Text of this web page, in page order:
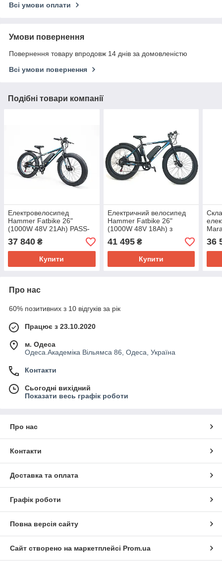
Всі умови оплати
Умови повернення
Повернення товару впродовж 14 днів за домовленістю
Всі умови повернення
Подібні товари компанії
Електровелосипед
Hammer Fatbike 26"
(1000W 48V 21Ah) PASS-
система Синій
37 840 ₴
Купити
Електричний велосипед
Hammer Fatbike 26"
(1000W 48V 18Ah) з
асистентом
41 495₴
Купити
36
Про нас
60% позитивних з 10 відгуків за рік
Працює з 23.10.2020
м. Одеса
Одеса.Академіка Вільямса 86, Одеса, Україна
Контакти
Сьогодні вихідний
Показати весь графік роботи
Про нас
Контакти
Доставка та оплата
Графік роботи
Повна версія сайту
Сайт створено на маркетплейсі Prom.ua